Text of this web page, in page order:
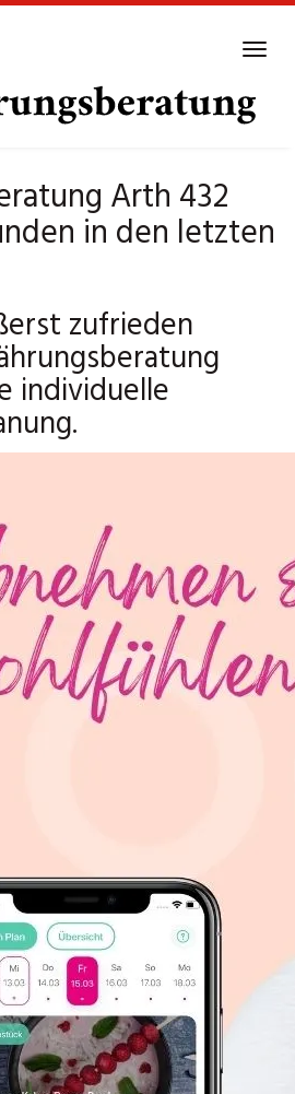
Arth 432
in den letzten
zufrieden
individuelle